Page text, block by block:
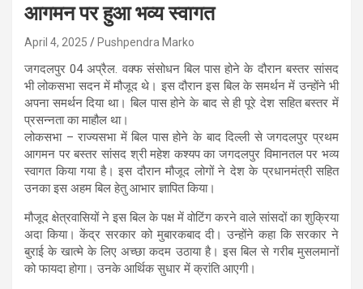
आगमन पर हुआ भव्य स्वागत
April 4, 2025 Pushpendra Marko
जगदलपुर 04 अप्रैल. वक्फ संसोधन बिल पास होने के दौरान बस्तर सांसद
भी लोकसभा सदन में मौजूद थे। इस दौरान इस बिल के समर्थन में उन्होंने भी
अपना समर्थन दिया था। बिल पास होने के बाद से ही पूरे देश सहित बस्तर में
प्रसन्नता का माहौल था।
लोकसभा – राज्यसभा में बिल पास होने के बाद दिल्ली से जगदलपुर प्रथम
आगमन पर बस्तर सांसद श्री महेश कश्यप का जगदलपुर विमानतल पर भव्य
स्वागत किया गया है। इस दौरान मौजूद लोगों ने देश के प्रधानमंत्री सहित
उनका इस अहम बिल हेतु आभार ज्ञापित किया।
मौजूद क्षेत्रवासियों ने इस बिल के पक्ष में वोटिंग करने वाले सांसदों का शुक्रिया
अदा किया। केंद्र सरकार को मुबारकबाद दी। उन्होंने कहा कि सरकार ने
बुराई के खात्मे के लिए अच्छा कदम उठाया है। इस बिल से गरीब मुसलमानों
को फायदा होगा। उनके आर्थिक सुधार में क्रांति आएगी।